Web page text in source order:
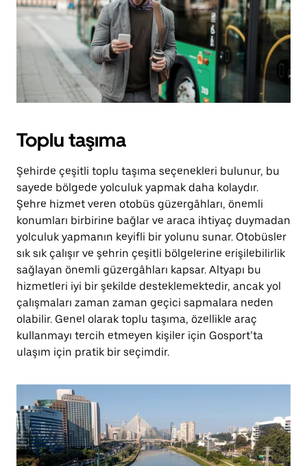
Toplu taşıma
Şehirde çeşitli toplu taşıma seçenekleri bulunur, bu
sayede bölgede yolculuk yapmak daha kolaydır.
Şehre hizmet veren otobüs güzergâhları, önemli
konumları birbirine bağlar ve araca ihtiyaç duymadan
yolculuk yapmanın keyifli bir yolunu sunar. Otobüsler
sık sık çalışır ve şehrin çeşitli bölgelerine erişilebilirlik
sağlayan önemli güzergâhları kapsar. Altyapı bu
hizmetleri iyi bir şekilde desteklemektedir, ancak yol
çalışmaları zaman zaman geçici sapmalara neden
olabilir. Genel olarak toplu taşıma, özellikle araç
kullanmayı tercih etmeyen kişiler için Gosport’ta
ulaşım için pratik bir seçimdir.